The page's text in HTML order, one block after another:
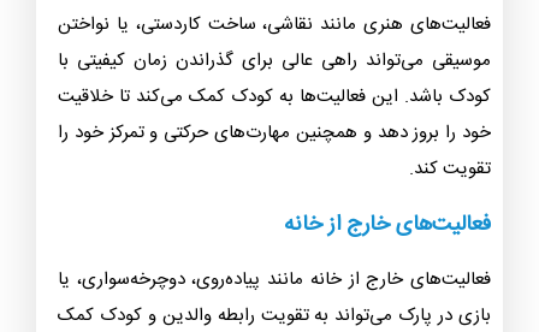
فعالیت‌های هنری مانند نقاشی، ساخت کاردستی، یا نواختن
موسیقی می‌تواند راهی عالی برای گذراندن زمان کیفیتی با
کودک باشد. این فعالیت‌ها به کودک کمک می‌کند تا خلاقیت
خود را بروز دهد و همچنین مهارت‌های حرکتی و تمرکز خود را
تقویت کند.
فعالیت‌های خارج از خانه
فعالیت‌های خارج از خانه مانند پیاده‌روی، دوچرخه‌سواری، یا
بازی در پارک می‌تواند به تقویت رابطه والدین و کودک کمک